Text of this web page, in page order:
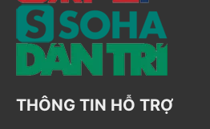
THÔNG TIN HỖ TRỢ